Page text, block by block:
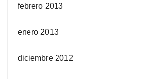
febrero 2013
enero 2013
diciembre 2012